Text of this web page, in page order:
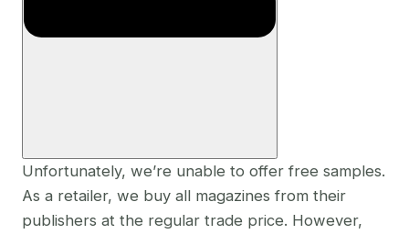
Unfortunately, we’re unable to offer free samples.
As a retailer, we buy all magazines from their
publishers at the regular trade price. However,